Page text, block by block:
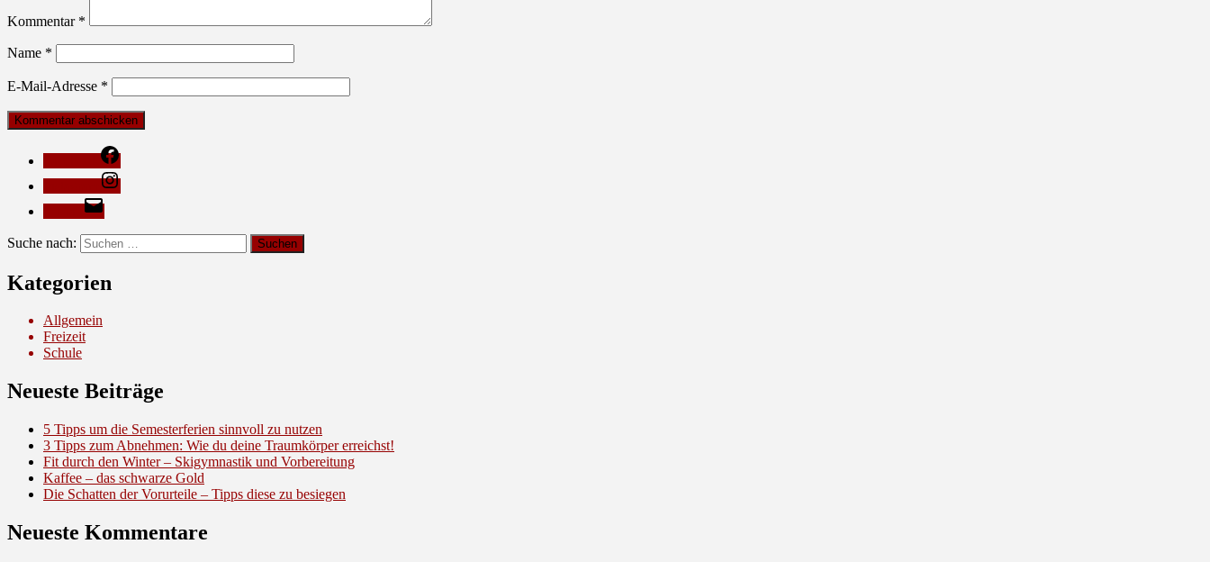
Kommentar *
Name *
E-Mail-Adresse *
Suche nach:
Kategorien
Allgemein
Freizeit
Schule
Neueste Beiträge
5 Tipps um die Semesterferien sinnvoll zu nutzen
3 Tipps zum Abnehmen: Wie du deine Traumkörper erreichst!
Fit durch den Winter – Skigymnastik und Vorbereitung
Kaffee – das schwarze Gold
Die Schatten der Vorurteile – Tipps diese zu besiegen
Neueste Kommentare